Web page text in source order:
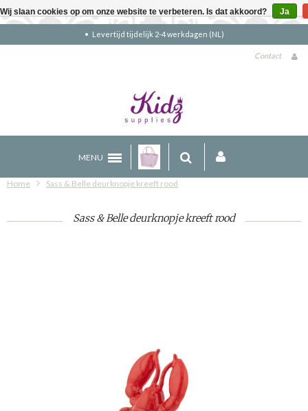
Gratis verzending boven €90 (NL)
Contact
MENU
Home Sass & Belle deurknopje kreeft rood
Sass & Belle deurknopje kreeft rood
Wij slaan cookies op om onze website te verbeteren. Is dat akkoord? Ja